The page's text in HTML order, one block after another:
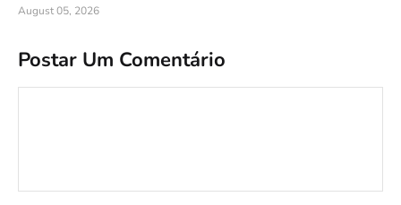
August 05, 2026
Postar Um Comentário